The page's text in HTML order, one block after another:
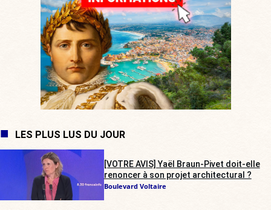
LES PLUS LUS DU JOUR
[VOTRE AVIS] Yaël Braun-Pivet doit-elle
renoncer à son projet architectural ?
Boulevard Voltaire